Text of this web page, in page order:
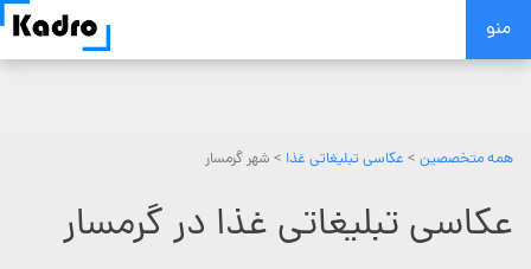
Skip
منو
همه متخصصین > عکاسی تبلیغاتی غذا > شهر گرمسار
عکاسی تبلیغاتی غذا در گرمسار